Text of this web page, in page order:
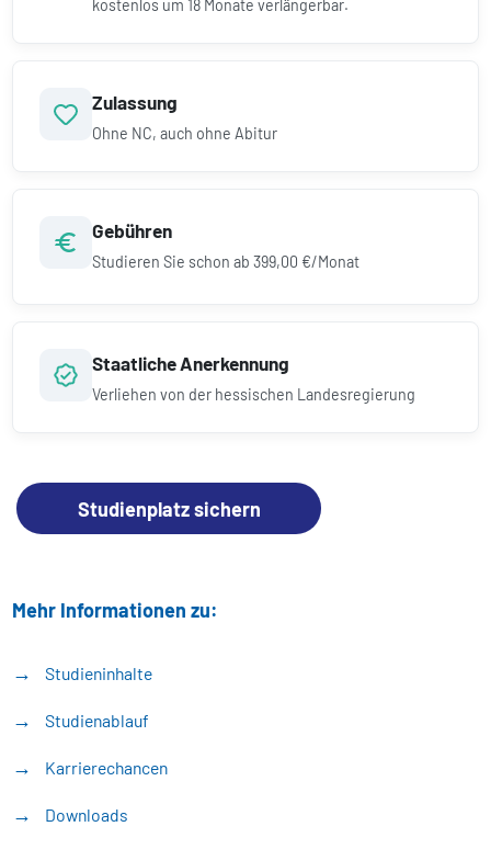
kostenlos um 18 Monate verlängerbar.
Zulassung
Ohne NC, auch ohne Abitur
Gebühren
Studieren Sie schon ab399,00 €/Monat
Staatliche Anerkennung
Verliehen von der hessischen Landesregierung
Studienplatz sichern
Mehr Informationen zu:
Studieninhalte
Studienablauf
Karrierechancen
Downloads